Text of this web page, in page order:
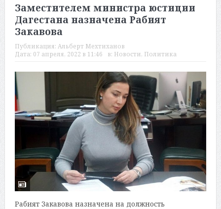
Заместителем министра юстиции
Дагестана назначена Рабият
Закавова
Публикация: Альберт Мехтиханов
Дата: 07 апреля, 2022 в 11:46 в: Новости, Политика
Рабият Закавова назначена на должность